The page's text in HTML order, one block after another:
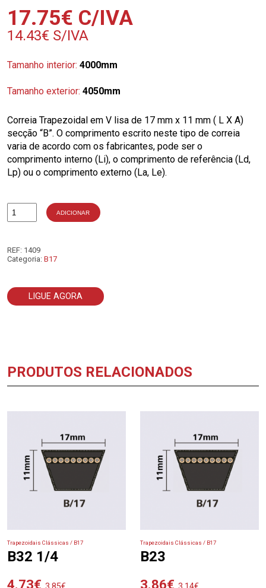
17.75€ C/IVA
14.43€ S/IVA
Tamanho interior: 4000mm
Tamanho exterior: 4050mm
Correia Trapezoidal em V lisa de 17 mm x 11 mm ( L X A)
secção “B”. O comprimento escrito neste tipo de correia
varia de acordo com os fabricantes, pode ser o
comprimento interno (Li), o comprimento de referência (Ld,
Lp) ou o comprimento externo (La, Le).
Quantidade
ADICIONAR
REF: 1409
Categoria: B17
LIGUE AGORA
PRODUTOS RELACIONADOS
Trapezoidais Clássicas / B17
B32 1/4
4.73€
Trapezoidais Clássicas / B17
B23
3.86€